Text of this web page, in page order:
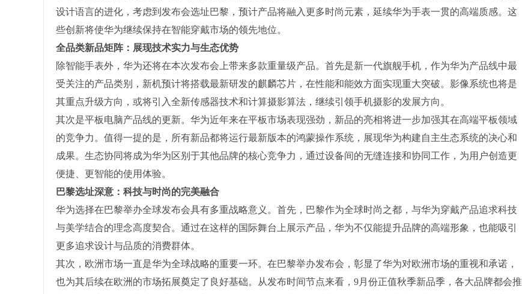
设计语言的进化，考虑到发布会选址巴黎，预计产品将融入更多时尚元素，延续华为手表一贯的高端质感。这
些创新将使华为继续保持在智能穿戴市场的领先地位。
全品类新品矩阵：展现技术实力与生态优势
除智能手表外，华为还将在本次发布会上带来多款重量级产品。首先是新一代旗舰手机，作为华为产品线中最
受关注的产品类别，新机预计将搭载最新研发的麒麟芯片，在性能和能效方面实现重大突破。影像系统也将是
其重点升级方向，或将引入全新传感器技术和计算摄影算法，继续引领手机摄影的发展方向。
其次是平板电脑产品线的更新。华为近年来在平板市场表现强劲，新品的亮相将进一步加强其在高端平板领域
的竞争力。值得一提的是，所有新品都将运行最新版本的鸿蒙操作系统，展现华为构建自主生态系统的决心和
成果。生态协同将成为华为区别于其他品牌的核心竞争力，通过设备间的无缝连接和协同工作，为用户创造更
便捷、更智能的使用体验。
巴黎选址深意：科技与时尚的完美融合
华为选择在巴黎举办全球发布会具有多重战略意义。首先，巴黎作为全球时尚之都，与华为穿戴产品追求科技
与美学结合的理念高度契合。通过在这样的国际舞台上展示产品，华为不仅能提升品牌的高端形象，也能吸引
更多追求设计与品质的消费群体。
其次，欧洲市场一直是华为全球战略的重要一环。在巴黎举办发布会，彰显了华为对欧洲市场的重视和承诺，
也为其后续在欧洲的市场拓展奠定了良好基础。从发布时间节点来看，9月份正值秋季新品季，各大品牌都会推